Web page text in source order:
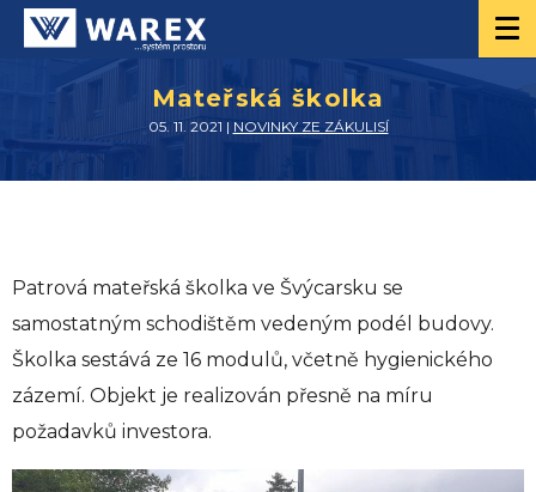
Mateřská školka
05. 11. 2021 | NOVINKY ZE ZÁKULISÍ
Patrová mateřská školka ve Švýcarsku se
samostatným schodištěm vedeným podél budovy.
Školka sestává ze 16 modulů, včetně hygienického
zázemí. Objekt je realizován přesně na míru
požadavků investora.